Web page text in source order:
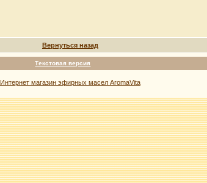
Вернуться назад
Текстовая версия
Интернет магазин эфирных масел AromaVita